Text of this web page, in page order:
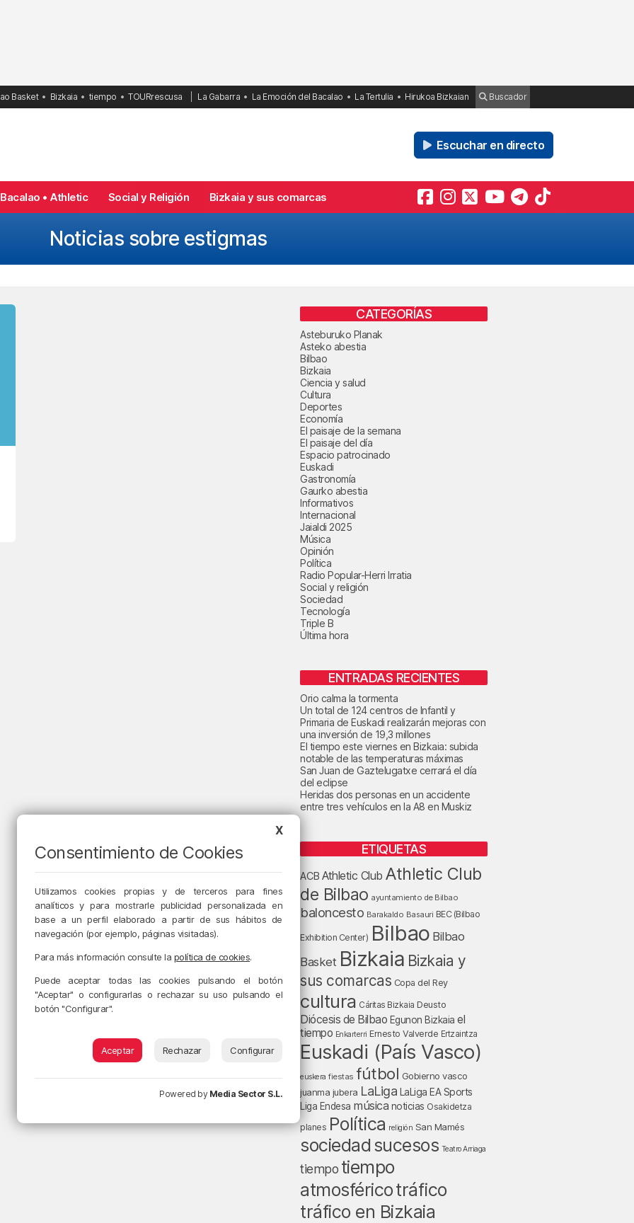
Basket Bizkaia tiempo TOURrescusa La Gabarra La Emoción del Bacalao La Tertulia Hirukoa Bizkaian Buscador
Escuchar en directo
Bacalao • Athletic Social y Religión Bizkaia y sus comarcas
Noticias sobre estigmas
CATEGORÍAS
Asteburuko Planak
Asteko abestia
Bilbao
Bizkaia
Ciencia y salud
Cultura
Deportes
Economía
El paisaje de la semana
El paisaje del día
Espacio patrocinado
Euskadi
Gastronomía
Gaurko abestia
Informativos
Internacional
Jaialdi 2025
Música
Opinión
Política
Radio Popular-Herri Irratia
Social y religión
Sociedad
Tecnología
Triple B
Última hora
ENTRADAS RECIENTES
Orio calma la tormenta
Un total de 124 centros de Infantil y
Primaria de Euskadi realizarán mejoras con
una inversión de 19,3 millones
El tiempo este viernes en Bizkaia: subida
notable de las temperaturas máximas
San Juan de Gaztelugatxe cerrará el día
del eclipse
Heridas dos personas en un accidente
entre tres vehículos en la A8 en Muskiz
ETIQUETAS
ACB Athletic Club Athletic Club
de Bilbao ayuntamiento de Bilbao
baloncesto Barakaldo Basauri BEC (Bilbao
Exhibition Center) Bilbao Bilbao
Basket Bizkaia Bizkaia y
sus comarcas Copa del Rey
cultura Cáritas Bizkaia Deusto
Diócesis de Bilbao Egunon Bizkaia el
tiempo Enkarterri Ernesto Valverde Ertzaintza
Euskadi (País Vasco)
euskera fiestas fútbol Gobierno vasco
juanma jubera LaLiga LaLiga EA Sports
Liga Endesa música noticias Osakidetza
planes Política religión San Mamés
sociedad sucesos Teatro Arriaga
tiempo tiempo
atmosféricotráfico
tráfico en Bizkaia
X
Consentimiento de Cookies
Utilizamos cookies propias y de terceros para fines
analíticos y para mostrarle publicidad personalizada en
base a un perfil elaborado a partir de sus hábitos de
navegación (por ejemplo, páginas visitadas).
Para más información consulte la política de cookies.
Puede aceptar todas las cookies pulsando el botón
"Aceptar" o configurarlas o rechazar su uso pulsando el
botón "Configurar".
Aceptar Rechazar Configurar
Powered by Media Sector S.L.